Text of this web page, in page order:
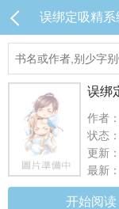
误绑
作者：
状态
更新
最新：
开始阅读